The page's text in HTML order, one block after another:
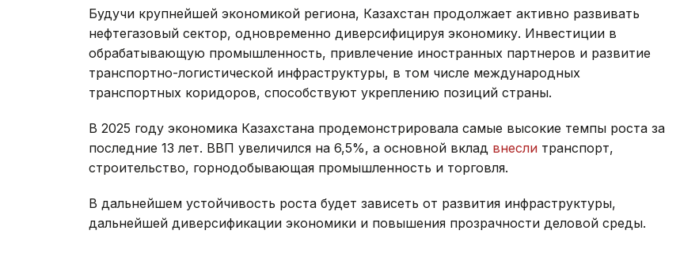
Будучи крупнейшей экономикой региона, Казахстан продолжает активно развивать
нефтегазовый сектор, одновременно диверсифицируя экономику. Инвестиции в
обрабатывающую промышленность, привлечение иностранных партнеров и развитие
транспортно-логистической инфраструктуры, в том числе международных
транспортных коридоров, способствуют укреплению позиций страны.
В 2025 году экономика Казахстана продемонстрировала самые высокие темпы роста за
последние 13 лет. ВВП увеличился на 6,5%, а основной вклад внесли транспорт,
строительство, горнодобывающая промышленность и торговля.
В дальнейшем устойчивость роста будет зависеть от развития инфраструктуры,
дальнейшей диверсификации экономики и повышения прозрачности деловой среды.